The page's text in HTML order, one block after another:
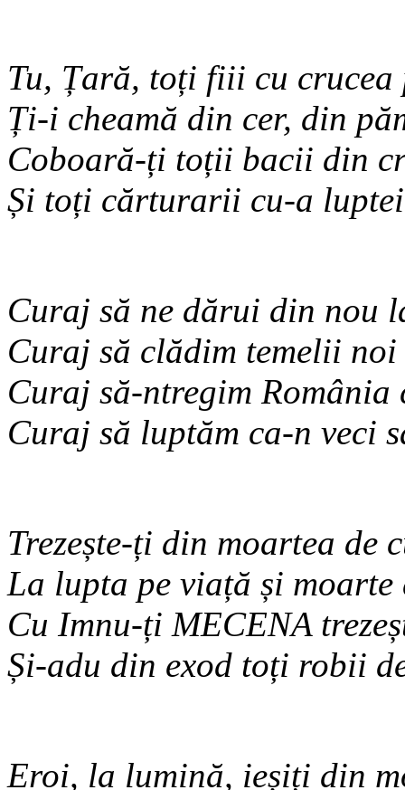
Tu, Țară, toți fiii cu crucea
Ți-i cheamă din cer, din
Coboară-ți toții bacii din
Și toți cărturarii cu-a
Curaj să ne dărui din nou
Curaj să clădim temelii
Curaj să-ntregim România
Curaj să luptăm ca-n veci
Trezește-ți din moartea de
La lupta pe viață și moarte
Cu Imnu-ți MECENA
Și-adu din exod toți robii
Eroi, la lumină, ieșiți din